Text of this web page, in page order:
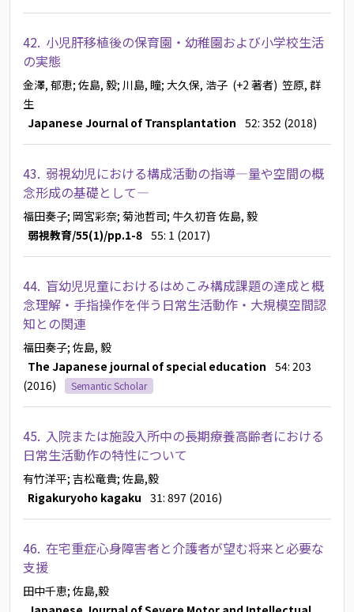
42. 小児肝移植後の保育園・幼稚園および小学校生活
の実態
金澤, 郁恵; 佐島, 毅; 川島, 瞳; 大久保, 浩子 (+2 著者) 笠原, 群
生
Japanese Journal of Transplantation 52: 352 (2018)
43. 弱視幼児における構成活動の指導―量や空間の概
念形成の基礎として―
福田奏子; 岡宮彩奈; 菊池哲司; 牛久初音佐島, 毅
弱視教育/55(1)/pp.1-8 55: 1 (2017)
44. 盲幼児児童におけるはめこみ構成課題の達成と概
念理解・手指操作を伴う日常生活動作・大規模空間認
知との関連
福田奏子; 佐島, 毅
The Japanese journal of special education 54: 203
(2016)
Semantic Scholar
45. 入院または施設入所中の長期療養高齢者における
日常生活動作の特性について
有竹洋平; 吉松竜貴; 佐島,毅
Rigakuryoho kagaku 31: 897 (2016)
46. 在宅重症心身障害者と介護者が望む将来と必要な
支援
田中千恵; 佐島,毅